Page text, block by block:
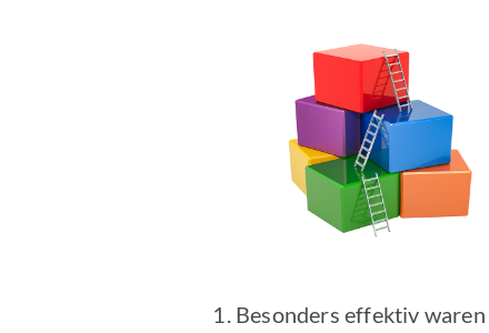
Besonders effektiv waren